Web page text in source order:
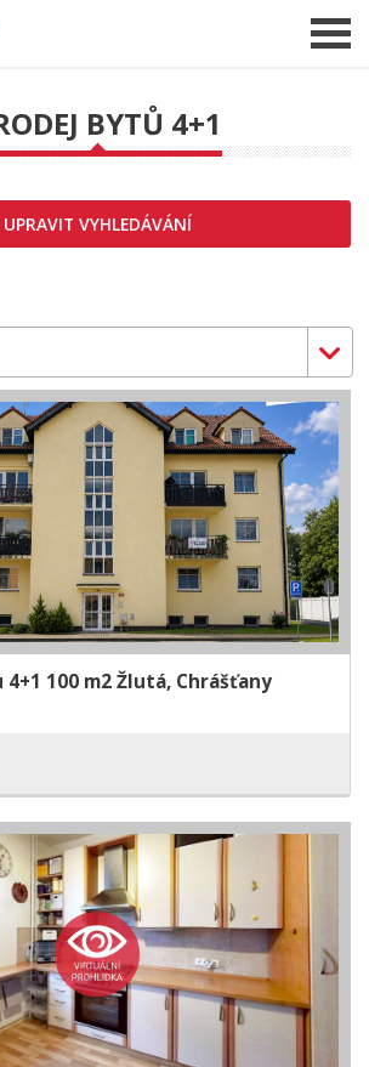
/ PRONAJMOUT
NABÍDKY
NEMOVITOST
/ HYPOTÉKA
BYTŮ 4+1
UPRAVIT VYHLEDÁVÁNÍ
100 m2 Žlutá, Chrášťany